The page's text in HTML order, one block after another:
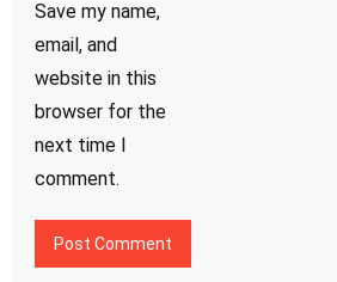
Save my name,
email, and
website in this
browser for the
next time I
comment.